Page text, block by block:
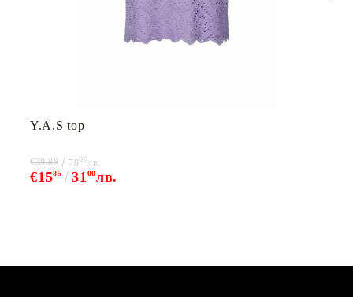
Y.A.S top
€1585 3100лв.
€39.88 7800лв.